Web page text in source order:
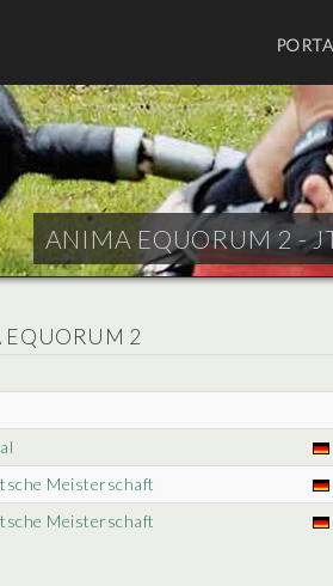
ANIMA EQUORUM 2 -
EQUORUM 2
Meisterschaft
Meisterschaft